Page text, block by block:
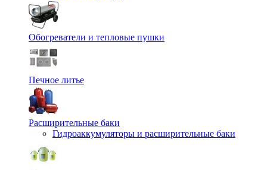
Обогреватели и тепловые пушки
Печное литье
Расширительные баки
Гидроаккумуляторы и расширительные баки